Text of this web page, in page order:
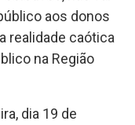
aos donos
realidade caótica
na Região
dia 19 de